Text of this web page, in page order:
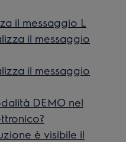
il messaggio L
il messaggio
il messaggio
DEMO nel
è visibile il